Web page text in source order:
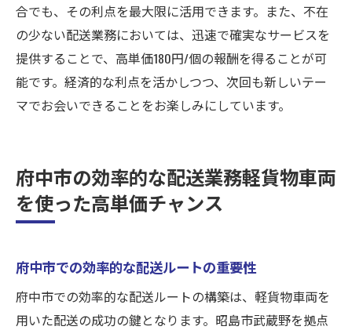
合でも、その利点を最大限に活用できます。また、不在
の少ない配送業務においては、迅速で確実なサービスを
提供することで、高単価180円/個の報酬を得ることが可
能です。経済的な利点を活かしつつ、次回も新しいテー
マでお会いできることをお楽しみにしています。
府中市の効率的な配送業務軽貨物車両
を使った高単価チャンス
府中市での効率的な配送ルートの重要性
府中市での効率的な配送ルートの構築は、軽貨物車両を
用いた配送の成功の鍵となります。昭島市武蔵野を拠点